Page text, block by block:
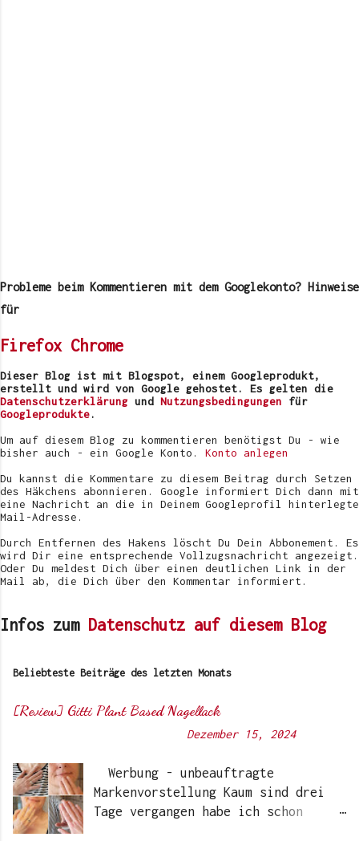
m
m
a
v
e
r
ö
f
e
t
l
i
c
e
n
Probleme beim Kommentieren mit dem Googlekonto? Hinweise
für
Firefox Chrome
Dieser Blog ist mit Blogspot, einem Googleprodukt,
erstellt und wird von Google gehostet. Es gelten die
Datenschutzerklärung und Nutzungsbedingungen für
Googleprodukte.
Um auf diesem Blog zu kommentieren benötigst Du - wie
bisher auch - ein Google Konto. Konto anlegen
Du kannst die Kommentare zu diesem Beitrag durch Setzen
des Häkchens abonnieren. Google informiert Dich dann mit
eine Nachricht an die in Deinem Googleprofil hinterlegte
Mail-Adresse.
Durch Entfernen des Hakens löscht Du Dein Abbonement. Es
wird Dir eine entsprechende Vollzugsnachricht angezeigt.
Oder Du meldest Dich über einen deutlichen Link in der
Mail ab, die Dich über den Kommentar informiert.
Infos zum Datenschutz auf diesem Blog
Beliebteste Beiträge des letzten Monats
[Review] Gitti Plant Based Nagellack
Dezember 15, 2024
Werbung - unbeauftragte
Markenvorstellung Kaum sind drei
Tage vergangen habe ich schon